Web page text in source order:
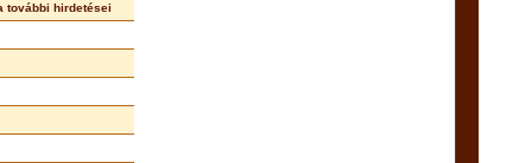
további hirdetései